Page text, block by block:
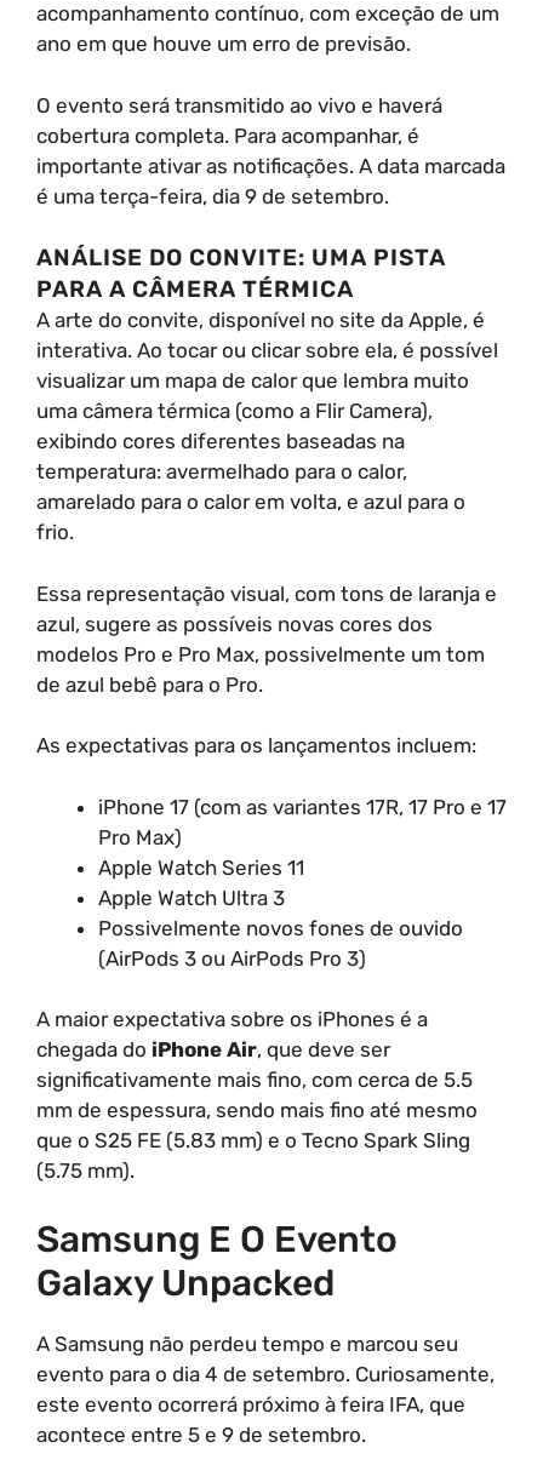
acompanhamento contínuo, com exceção de um
ano em que houve um erro de previsão.
O evento será transmitido ao vivo e haverá
cobertura completa. Para acompanhar, é
importante ativar as notificações. A data marcada
é uma terça-feira, dia 9 de setembro.
ANÁLISE DO CONVITE: UMA PISTA
PARA A CÂMERA TÉRMICA
A arte do convite, disponível no site da Apple, é
interativa. Ao tocar ou clicar sobre ela, é possível
visualizar um mapa de calor que lembra muito
uma câmera térmica (como a Flir Camera),
exibindo cores diferentes baseadas na
temperatura: avermelhado para o calor,
amarelado para o calor em volta, e azul para o
frio.
Essa representação visual, com tons de laranja e
azul, sugere as possíveis novas cores dos
modelos Pro e Pro Max, possivelmente um tom
de azul bebê para o Pro.
As expectativas para os lançamentos incluem:
iPhone 17 (com as variantes 17R, 17 Pro e 17
Pro Max)
Apple Watch Series 11
Apple Watch Ultra 3
Possivelmente novos fones de ouvido
(AirPods 3 ou AirPods Pro 3)
A maior expectativa sobre os iPhones é a
chegada do iPhone Air, que deve ser
significativamente mais fino, com cerca de 5.5
mm de espessura, sendo mais fino até mesmo
que o S25 FE (5.83 mm) e o Tecno Spark Sling
(5.75 mm).
Samsung E O Evento
Galaxy Unpacked
A Samsung não perdeu tempo e marcou seu
evento para o dia 4 de setembro. Curiosamente,
este evento ocorrerá próximo à feira IFA, que
acontece entre 5 e 9 de setembro.